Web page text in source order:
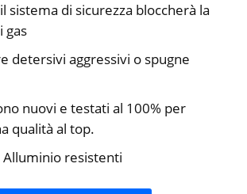
sistema di sicurezza bloccherà la
gas
detersivi aggressivi o spugne
nuovi e testati al 100% per
qualità al top.
resistenti